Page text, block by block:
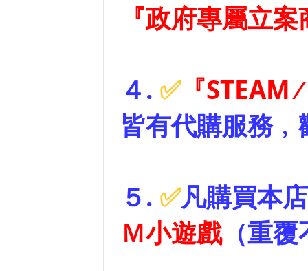
『政府專屬立
４. ✅『STEAM
皆有代購服務
５. ✅凡購買本
Ｍ小遊戲（重覆